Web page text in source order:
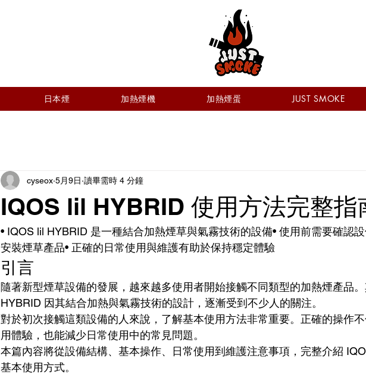
日本煙 加熱煙機 加熱煙蛋 JUST SMOKE
IQOS lil HYBRID 使用方法完整指
cyseox 5月9日 讀畢需時 4 分鐘
• IQOS lil HYBRID 是一種結合加熱煙草與氣霧技術的設備• 使用前需要確認
安裝煙草產品• 正確的日常使用與維護有助於保持穩定體驗
引言
隨著新型煙草設備的發展，越來越多使用者開始接觸不同類型的加熱煙產品
HYBRID 因其結合加熱與氣霧技術的設計，逐漸受到不少人的關注。
對於初次接觸這類設備的人來說，了解基本使用方法非常重要。正確的操作
用體驗，也能減少日常使用中的常見問題。
本篇內容將從設備結構、基本操作、日常使用到維護注意事項，完整介紹
基本使用方式。